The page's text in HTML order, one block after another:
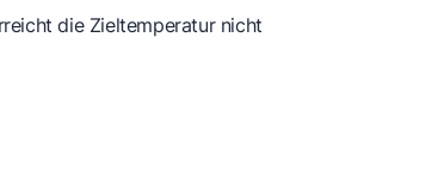
die Zieltemperatur nicht